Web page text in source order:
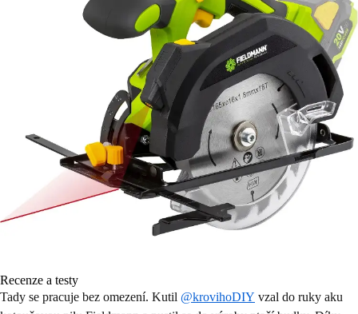
Recenze a testy
Tady se pracuje bez omezení. Kutil @krovihoDIY vzal do ruky aku